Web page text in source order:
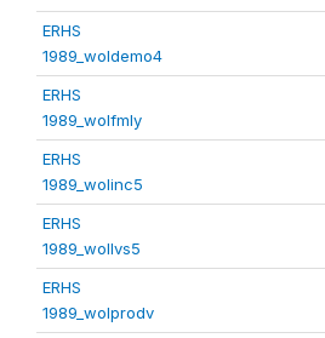
ERHS
1989_woldemo4
ERHS
1989_wolfmly
ERHS
1989_wolinc5
ERHS
1989_wollvs5
ERHS
1989_wolprodv